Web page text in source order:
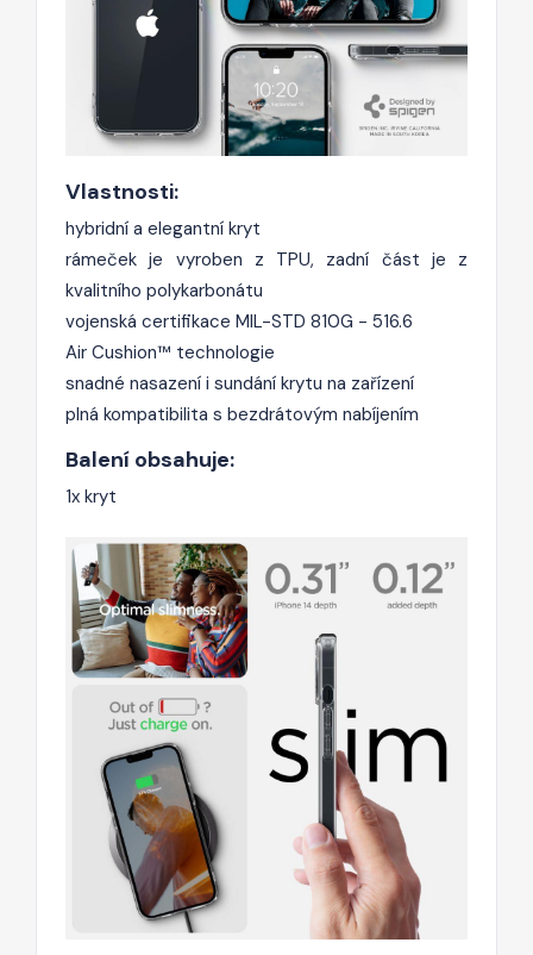
Vlastnosti:
hybridní a elegantní kryt
rámeček je vyroben z TPU, zadní část je z
kvalitního polykarbonátu
vojenská certifikace MIL-STD 810G - 516.6
Air Cushion™ technologie
snadné nasazení i sundání krytu na zařízení
plná kompatibilita s bezdrátovým nabíjením
Balení obsahuje:
1x kryt